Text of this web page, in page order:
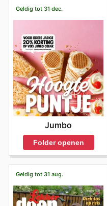
Geldig tot 31 dec.
Jumbo
Folder openen
Geldig tot 31 aug.